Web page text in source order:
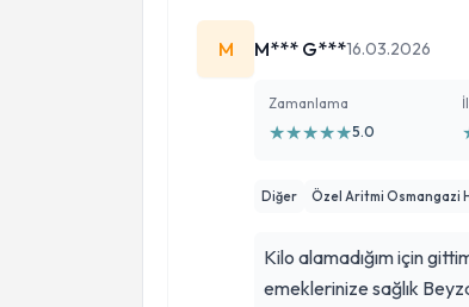
M M*** G***16.03.2026
Zamanlama
★★★★★5.0
Diğer Özel Aritmi Osmangazi
Kilo alamadığım için
emeklerinize sağlık